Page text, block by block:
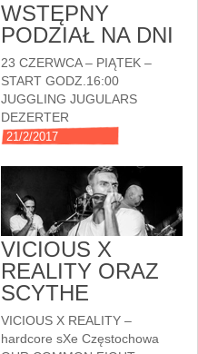
WSTĘPNY
PODZIAŁ NA DNI
23 CZERWCA – PIĄTEK –
START GODZ.16:00
JUGGLING JUGULARS
DEZERTER
21/2/2017
VICIOUS X
REALITY ORAZ
SCYTHE
VICIOUS X REALITY –
hardcore sXe Częstochowa